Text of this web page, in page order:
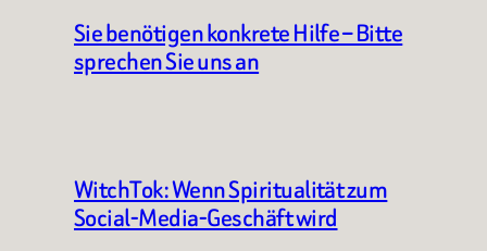
Sie benötigen konkrete Hilfe – Bitte
sprechen Sie uns an
WitchTok: Wenn Spiritualität zum
Social-Media-Geschäft wird